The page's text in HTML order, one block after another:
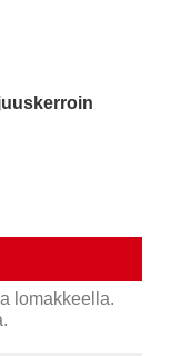
lomakkeella.